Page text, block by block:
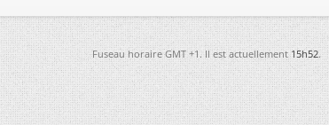
Fuseau horaire GMT +1. Il est actuellement15h52.